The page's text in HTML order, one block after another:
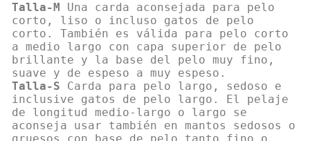
Talla-M Una carda aconsejada para pelo
corto, liso o incluso gatos de pelo
corto. También es válida para pelo corto
a medio largo con capa superior de pelo
brillante y la base del pelo muy fino,
Talla-S Carda para pelo largo, sedoso e
inclusive gatos de pelo largo. El pelaje
de longitud medio-largo o largo se
aconseja usar también en mantos sedosos o